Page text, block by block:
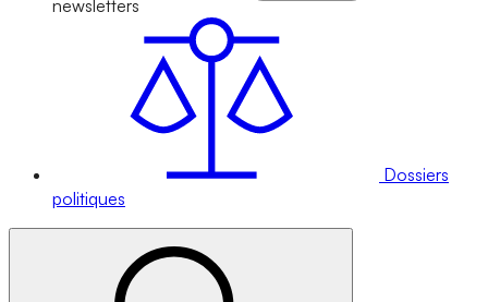
newsletters
Dossiers
politiques